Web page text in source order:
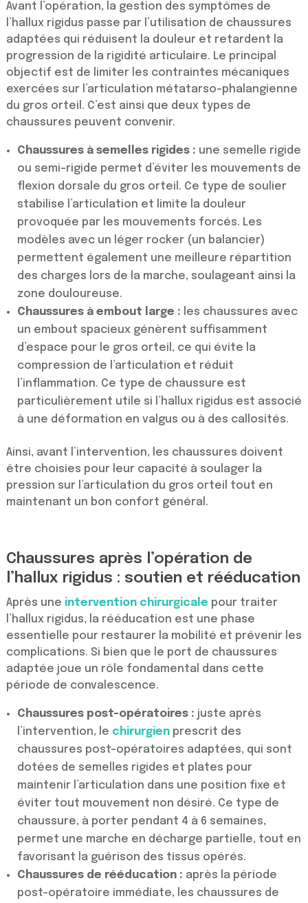
Avant l’opération, la gestion des symptômes de
l’hallux rigidus passe par l’utilisation de chaussures
adaptées qui réduisent la douleur et retardent la
progression de la rigidité articulaire. Le principal
objectif est de limiter les contraintes mécaniques
exercées sur l’articulation métatarso-phalangienne
du gros orteil. C’est ainsi que deux types de
chaussures peuvent convenir.
Chaussures à semelles rigides : une semelle rigide
ou semi-rigide permet d’éviter les mouvements de
flexion dorsale du gros orteil. Ce type de soulier
stabilise l’articulation et limite la douleur
provoquée par les mouvements forcés. Les
modèles avec un léger rocker (un balancier)
permettent également une meilleure répartition
des charges lors de la marche, soulageant ainsi la
zone douloureuse.
Chaussures à embout large : les chaussures avec
un embout spacieux génèrent suffisamment
d’espace pour le gros orteil, ce qui évite la
compression de l’articulation et réduit
l’inflammation. Ce type de chaussure est
particulièrement utile si l’hallux rigidus est associé
à une déformation en valgus ou à des callosités.
Ainsi, avant l’intervention, les chaussures doivent
être choisies pour leur capacité à soulager la
pression sur l’articulation du gros orteil tout en
maintenant un bon confort général.
Chaussures après l’opération de
l’hallux rigidus : soutien et rééducation
Après une intervention chirurgicale pour traiter
l’hallux rigidus, la rééducation est une phase
essentielle pour restaurer la mobilité et prévenir les
complications. Si bien que le port de chaussures
adaptée joue un rôle fondamental dans cette
période de convalescence.
Chaussures post-opératoires : juste après
l’intervention, le chirurgienprescrit des
chaussures post-opératoires adaptées, qui sont
dotées de semelles rigides et plates pour
maintenir l’articulation dans une position fixe et
éviter tout mouvement non désiré. Ce type de
chaussure, à porter pendant 4 à 6 semaines,
permet une marche en décharge partielle, tout en
favorisant la guérison des tissus opérés.
Chaussures de rééducation : après la période
post-opératoire immédiate, les chaussures de